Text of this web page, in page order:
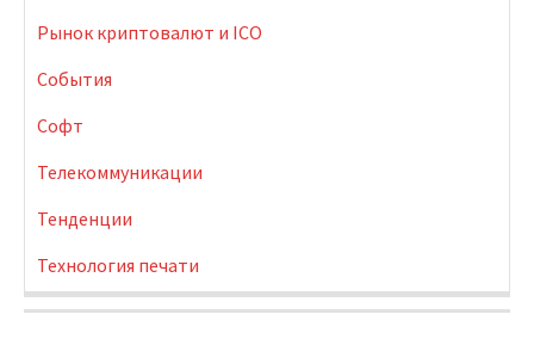
Рынок криптовалют и ICO
События
Софт
Телекоммуникации
Тенденции
Технология печати